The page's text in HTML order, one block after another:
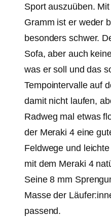
Sport auszuüben.
Gramm ist er weder
besonders schwer.
Sofa, aber auch
was er soll und das
Tempointervalle auf
damit nicht laufen,
Radweg mal etwas
der Meraki 4 eine
Feldwege und
mit dem Meraki 4
Seine 8 mm
Masse der
passend.